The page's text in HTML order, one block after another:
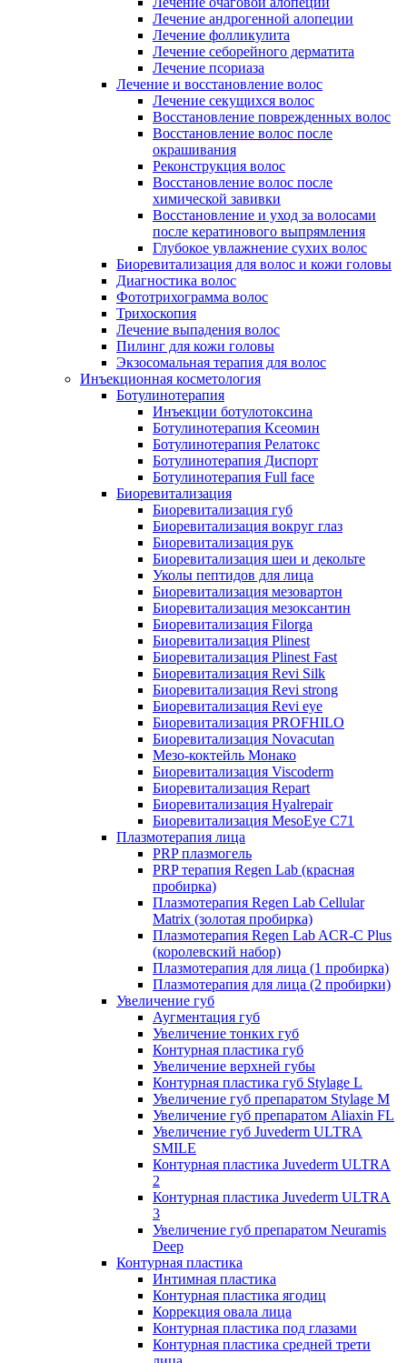
Лечение андрогенной алопеции
Лечение фолликулита
Лечение себорейного дерматита
Лечение псориаза
Лечение и восстановление волос
Лечение секущихся волос
Восстановление поврежденных волос
Восстановление волос после
окрашивания
Реконструкция волос
Восстановление волос после
химической завивки
Восстановление и уход за волосами
после кератинового выпрямления
Глубокое увлажнение сухих волос
Биоревитализация для волос и кожи головы
Диагностика волос
Фототрихограмма волос
Трихоскопия
Лечение выпадения волос
Пилинг для кожи головы
Экзосомальная терапия для волос
Инъекционная косметология
Ботулинотерапия
Инъекции ботулотоксина
Ботулинотерапия Ксеомин
Ботулинотерапия Релатокс
Ботулинотерапия Диспорт
Ботулинотерапия Full face
Биоревитализация
Биоревитализация губ
Биоревитализация вокруг глаз
Биоревитализация рук
Биоревитализация шеи и декольте
Уколы пептидов для лица
Биоревитализация мезовартон
Биоревитализация мезоксантин
Биоревитализация Filorga
Биоревитализация Plinest
Биоревитализация Plinest Fast
Биоревитализация Revi Silk
Биоревитализация Revi strong
Биоревитализация Revi eye
Биоревитализация PROFHILO
Биоревитализация Novacutan
Мезо-коктейль Монако
Биоревитализация Viscoderm
Биоревитализация Repart
Биоревитализация Hyalrepair
Биоревитализация MesoEye C71
Плазмотерапия лица
PRP плазмогель
PRP терапия Regen Lab (красная
пробирка)
Плазмотерапия Regen Lab Cellular
Matrix (золотая пробирка)
Плазмотерапия Regen Lab ACR-C Plus
(королевский набор)
Плазмотерапия для лица (1 пробирка)
Плазмотерапия для лица (2 пробирки)
Увеличение губ
Аугментация губ
Увеличение тонких губ
Контурная пластика губ
Увеличение верхней губы
Контурная пластика губ Stylage L
Увеличение губ препаратом Stylage M
Увеличение губ препаратом Aliaxin FL
Увеличение губ Juvederm ULTRA
SMILE
Контурная пластика Juvederm ULTRA
2
Контурная пластика Juvederm ULTRA
3
Увеличение губ препаратом Neuramis
Deep
Контурная пластика
Интимная пластика
Контурная пластика ягодиц
Коррекция овала лица
Контурная пластика под глазами
Контурная пластика средней трети